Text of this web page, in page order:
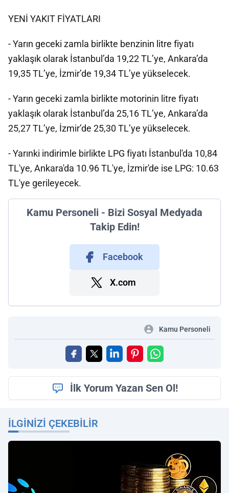
YENİ YAKIT FİYATLARI
- Yarın geceki zamla birlikte benzinin litre fiyatı
yaklaşık olarak İstanbul’da 19,22 TL’ye, Ankara’da
19,35 TL’ye, İzmir’de 19,34 TL’ye yükselecek.
- Yarın geceki zamla birlikte motorinin litre fiyatı
yaklaşık olarak İstanbul’da 25,16 TL’ye, Ankara’da
25,27 TL’ye, İzmir’de 25,30 TL’ye yükselecek.
- Yarınki indirimle birlikte LPG fiyatı İstanbul'da 10,84
TL'ye, Ankara'da 10.96 TL'ye, İzmir'de ise LPG: 10.63
TL'ye gerileyecek.
Kamu Personeli - Bizi Sosyal Medyada
Takip Edin!
Facebook
X.com
Kamu Personeli
İlk Yorum Yazan Sen Ol!
İLGINIZI ÇEKEBILIR